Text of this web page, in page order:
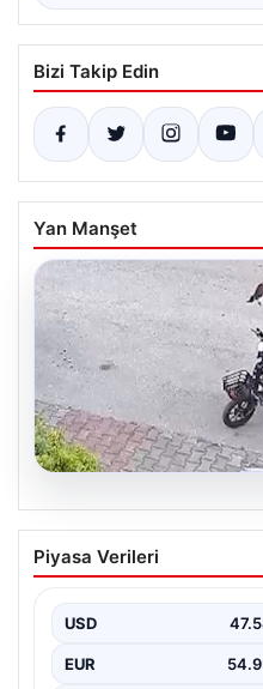
Bizi Takip Edin
Yan Manşet
Bolu’da Vahşet:
İğrenç Olay
günlerde meydana gelen
sakinleri derinden sarstı.
Piyasa Verileri
USD
EUR